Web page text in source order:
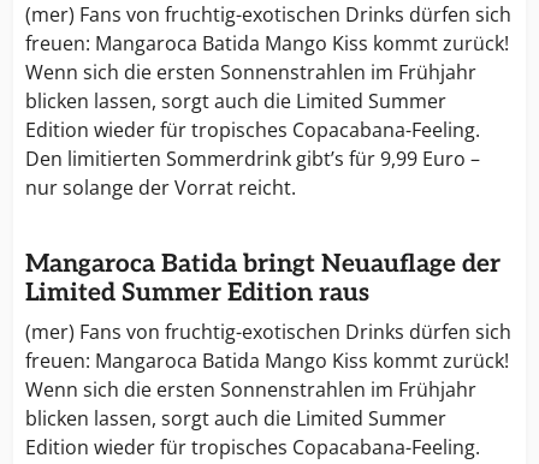
(mer) Fans von fruchtig-exotischen Drinks dürfen sich
freuen: Mangaroca Batida Mango Kiss kommt zurück!
Wenn sich die ersten Sonnenstrahlen im Frühjahr
blicken lassen, sorgt auch die Limited Summer
Edition wieder für tropisches Copacabana-Feeling.
Den limitierten Sommerdrink gibt’s für 9,99 Euro –
nur solange der Vorrat reicht.
Mangaroca Batida bringt Neuauflage der
Limited Summer Edition raus
(mer) Fans von fruchtig-exotischen Drinks dürfen sich
freuen: Mangaroca Batida Mango Kiss kommt zurück!
Wenn sich die ersten Sonnenstrahlen im Frühjahr
blicken lassen, sorgt auch die Limited Summer
Edition wieder für tropisches Copacabana-Feeling.